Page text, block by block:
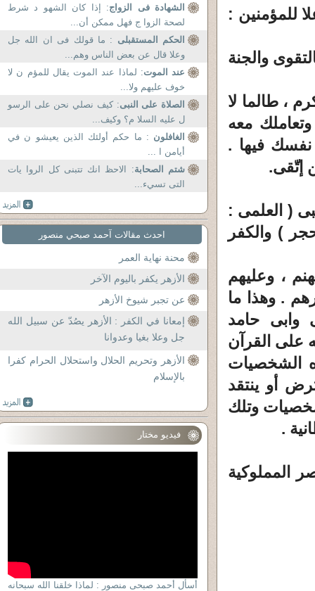
للمؤمنين :
والجنة
، طالما لا
معه
فيها .
إتّقى.
( العلمى :
) والكفر
، وعليهم
. وهذا ما
وابى حامد
على القرآن
الشخصيات
أو ينتقد
وتلك
.
المملوكية
الشهادة فى الزواج: إذا كان الشهو د شرط
لصحة الزوا ج فهل ممكن أن...
الحكم المستقبلى : ما قولك فى ان الله جل
وعلا قال عن بعض الناس وهم...
عند الموت: لماذا عند الموت يقال للمؤم ن لا
خوف عليهم ولا...
الصلاة على النبى: كيف نصلي نحن على الرسو
ل عليه السلا م؟ وكيف...
الغافلون : ما حكم أولئك الذين يعيشو ن في
أيامن ا ...
شتم الصحابة: الاحظ انك تتبنى كل الروا يات
التى تسيء...
احدث مقالات آحمد صبحي منصور
محنة نهاية العمر
الأزهر يكفر باليوم الآخر
عن تجبر شيوخ الأزهر
إمعانا في الكفر : الأزهر يصُدّ عن سبيل الله
جل وعلا بغيا وعدوانا
الأزهر وتحريم الحلال واستحلال الحرام كفرا
بالإسلام
فيديو مختار
أسأل أحمد صبحى منصور : لماذا خلقنا الله سبحانه